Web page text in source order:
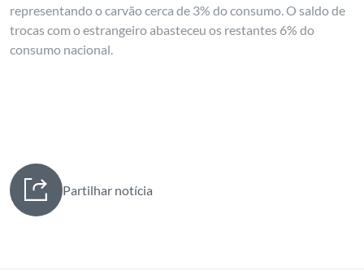
representando o carvão cerca de 3% do consumo. O saldo de
trocas com o estrangeiro abasteceu os restantes 6% do
consumo nacional.
Partilhar notícia